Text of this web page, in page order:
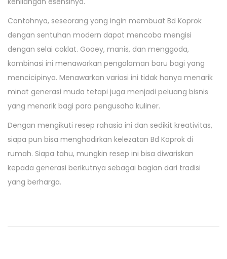
Contohnya, seseorang yang ingin membuat Bd Koprok
dengan sentuhan modern dapat mencoba mengisi
dengan selai coklat. Gooey, manis, dan menggoda,
kombinasi ini menawarkan pengalaman baru bagi yang
mencicipinya. Menawarkan variasi ini tidak hanya menarik
minat generasi muda tetapi juga menjadi peluang bisnis
yang menarik bagi para pengusaha kuliner.
Dengan mengikuti resep rahasia ini dan sedikit kreativitas,
siapa pun bisa menghadirkan kelezatan Bd Koprok di
rumah. Siapa tahu, mungkin resep ini bisa diwariskan
kepada generasi berikutnya sebagai bagian dari tradisi
yang berharga.